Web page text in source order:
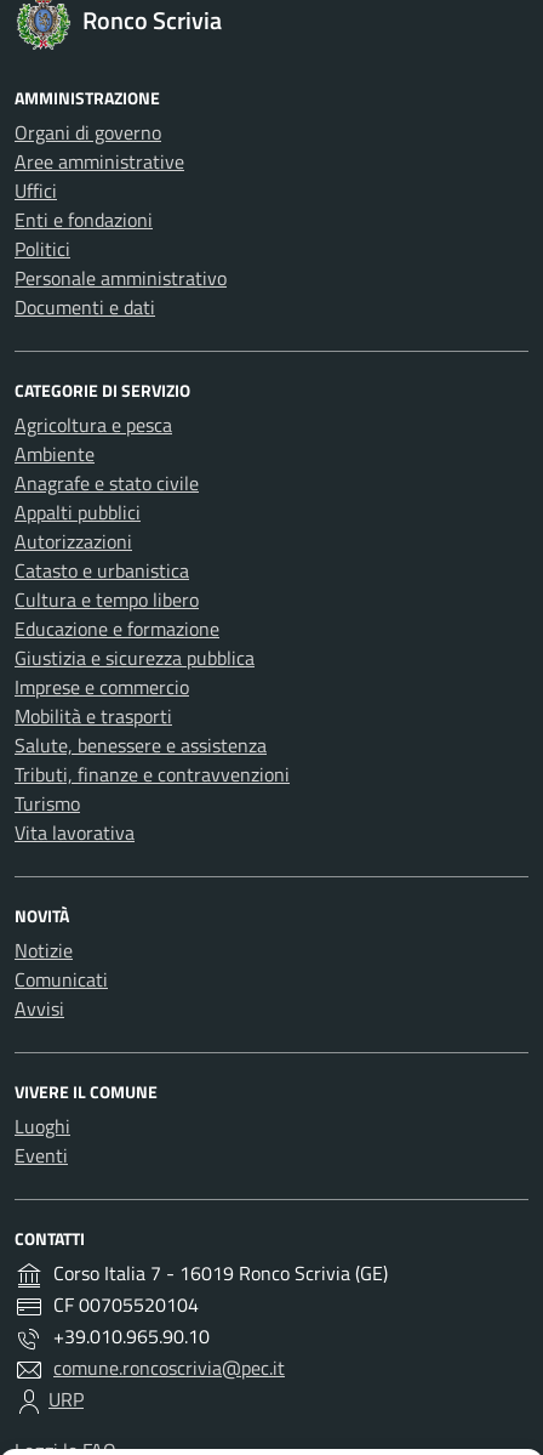
Ronco Scrivia
AMMINISTRAZIONE
Organi di governo
Aree amministrative
Uffici
Enti e fondazioni
Politici
Personale amministrativo
Documenti e dati
CATEGORIE DI SERVIZIO
Agricoltura e pesca
Ambiente
Anagrafe e stato civile
Appalti pubblici
Autorizzazioni
Catasto e urbanistica
Cultura e tempo libero
Educazione e formazione
Giustizia e sicurezza pubblica
Imprese e commercio
Mobilità e trasporti
Salute, benessere e assistenza
Tributi, finanze e contravvenzioni
Turismo
Vita lavorativa
NOVITÀ
Notizie
Comunicati
Avvisi
VIVERE IL COMUNE
Luoghi
Eventi
CONTATTI
Corso Italia 7 - 16019 Ronco Scrivia (GE)
CF 00705520104
+39.010.965.90.10
comune.roncoscrivia@pec.it
URP